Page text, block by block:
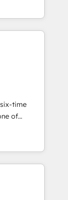
that
once
Service
(e.g. MS
We
sector
and
is.
step
we
six-time
projects
we help